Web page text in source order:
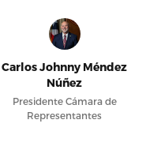
Carlos Johnny Méndez
Núñez
Presidente Cámara de
Representantes